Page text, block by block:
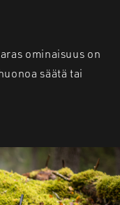
ominaisuus on
säätä tai